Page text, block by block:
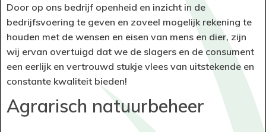
Door op ons bedrijf openheid en inzicht in de
bedrijfsvoering te geven en zoveel mogelijk rekening te
houden met de wensen en eisen van mens en dier, zijn
wij ervan overtuigd dat we de slagers en de consument
een eerlijk en vertrouwd stukje vlees van uitstekende en
constante kwaliteit bieden!
Agrarisch natuurbeheer